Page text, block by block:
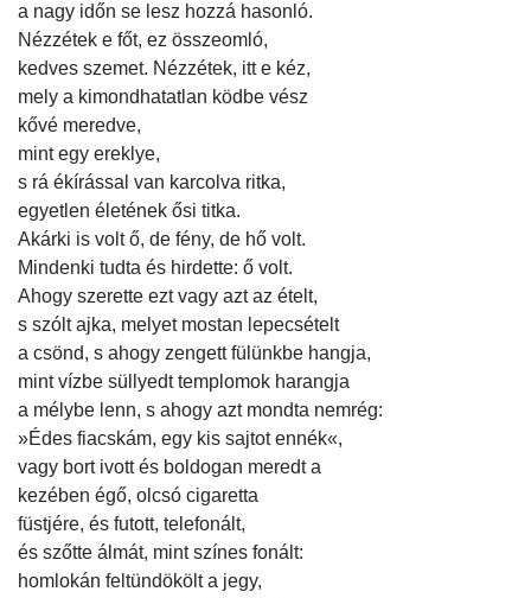
a nagy időn se lesz hozzá hasonló.
Nézzétek e főt, ez összeomló,
kedves szemet. Nézzétek, itt e kéz,
mely a kimondhatatlan ködbe vész
kővé meredve,
mint egy ereklye,
s rá ékírással van karcolva ritka,
egyetlen életének ősi titka.
Akárki is volt ő, de fény, de hő volt.
Mindenki tudta és hirdette: ő volt.
Ahogy szerette ezt vagy azt az ételt,
s szólt ajka, melyet mostan lepecsételt
a csönd, s ahogy zengett fülünkbe hangja,
mint vízbe süllyedt templomok harangja
a mélybe lenn, s ahogy azt mondta nemrég:
»Édes fiacskám, egy kis sajtot ennék«,
vagy bort ivott és boldogan meredt a
kezében égő, olcsó cigaretta
füstjére, és futott, telefonált,
és szőtte álmát, mint színes fonált:
homlokán feltündökölt a jegy,